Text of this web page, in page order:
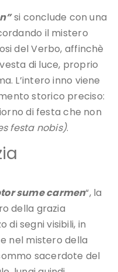
si conclude con una
il mistero
del Verbo, affinchè
di luce, proprio
L’intero inno viene
storico preciso:
di festa che non
festa nobis).
sume carmen“, la
della grazia
di segni visibili, in
nel mistero della
sacerdote del